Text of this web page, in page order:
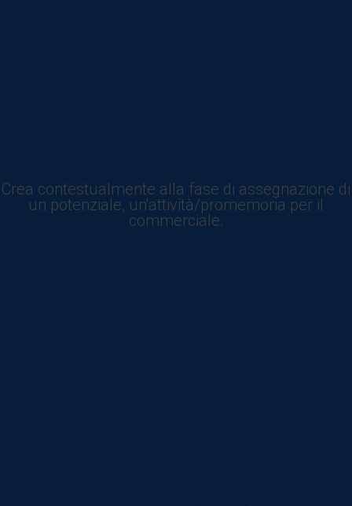
Crea contestualmente alla fase di assegnazione di
un potenziale, un'attività/promemoria per il
commerciale.